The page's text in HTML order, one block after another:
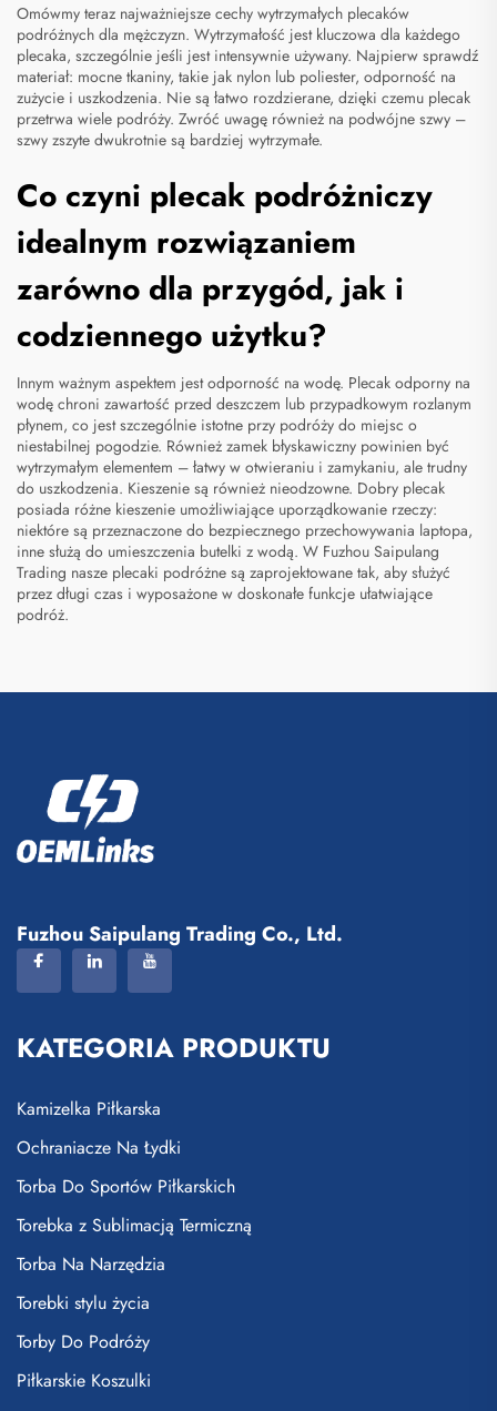
Omówmy teraz najważniejsze cechy wytrzymałych plecaków
podróżnych dla mężczyzn. Wytrzymałość jest kluczowa dla każdego
plecaka, szczególnie jeśli jest intensywnie używany. Najpierw sprawdź
materiał: mocne tkaniny, takie jak nylon lub poliester, odporność na
zużycie i uszkodzenia. Nie są łatwo rozdzierane, dzięki czemu plecak
przetrwa wiele podróży. Zwróć uwagę również na podwójne szwy –
szwy zszyte dwukrotnie są bardziej wytrzymałe.
Co czyni plecak podróżniczy
idealnym rozwiązaniem
zarówno dla przygód, jak i
codziennego użytku?
Innym ważnym aspektem jest odporność na wodę. Plecak odporny na
wodę chroni zawartość przed deszczem lub przypadkowym rozlanym
płynem, co jest szczególnie istotne przy podróży do miejsc o
niestabilnej pogodzie. Również zamek błyskawiczny powinien być
wytrzymałym elementem – łatwy w otwieraniu i zamykaniu, ale trudny
do uszkodzenia. Kieszenie są również nieodzowne. Dobry plecak
posiada różne kieszenie umożliwiające uporządkowanie rzeczy:
niektóre są przeznaczone do bezpiecznego przechowywania laptopa,
inne służą do umieszczenia butelki z wodą. W Fuzhou Saipulang
Trading nasze plecaki podróżne są zaprojektowane tak, aby służyć
przez długi czas i wyposażone w doskonałe funkcje ułatwiające
podróż.
Fuzhou Saipulang Trading Co., Ltd.
KATEGORIA PRODUKTU
Kamizelka Piłkarska
Ochraniacze Na Łydki
Torba Do Sportów Piłkarskich
Torebka z Sublimacją Termiczną
Torba Na Narzędzia
Torebki stylu życia
Torby Do Podróży
Piłkarskie Koszulki